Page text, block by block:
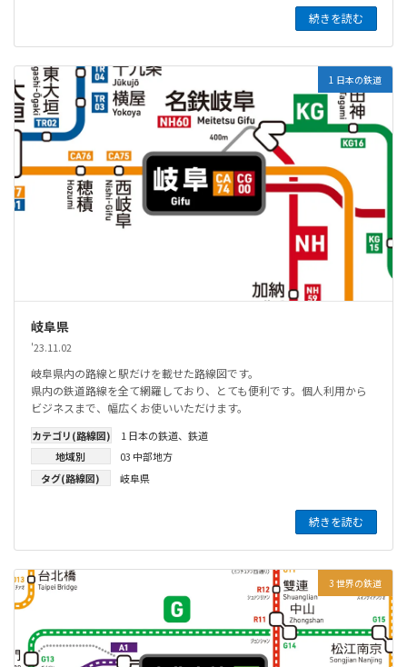
続きを読む
1 日本の鉄道
岐阜県
'23.11.02
岐阜県内の路線と駅だけを載せた路線図です。
県内の鉄道路線を全て網羅しており、とても便利です。個人利用から
ビジネスまで、幅広くお使いいただけます。
カテゴリ(路線図) 1 日本の鉄道、 鉄道
地域別
03 中部地方
タグ(路線図)
岐阜県
続きを読む
3 世界の鉄道